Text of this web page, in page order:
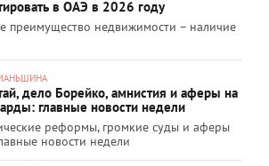
в ОАЭ в 2026 году
преимущество недвижимости – наличие
дело Борейко, амнистия и аферы на
главные новости недели
реформы, громкие суды и аферы
новости недели